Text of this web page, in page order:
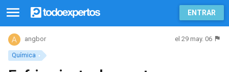
ENTRAR
Química
angbor el 29 may. 06